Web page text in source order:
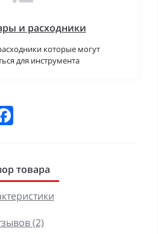
и расходники
которые могут
для инструмента
товара
(2)